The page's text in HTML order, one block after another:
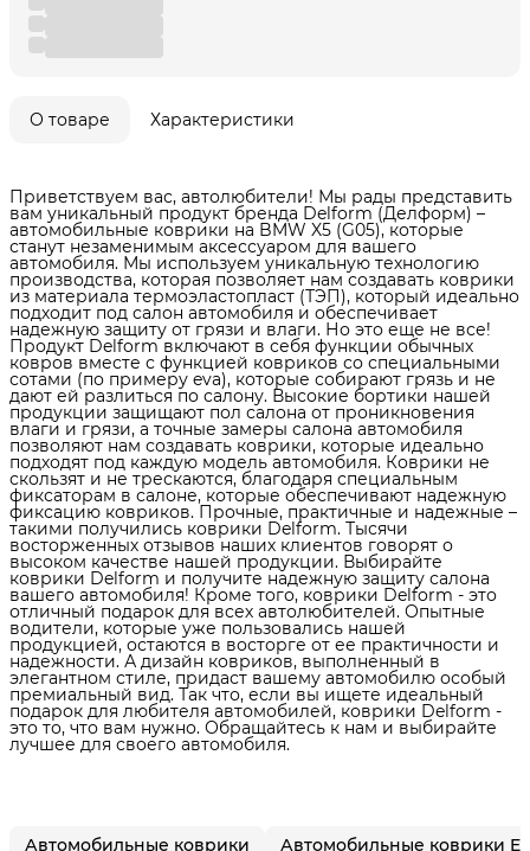
О товаре Характеристики
Приветствуем вас, автолюбители! Мы рады представить
вам уникальный продукт бренда Delform (Делформ) –
автомобильные коврики на BMW X5 (G05), которые
станут незаменимым аксессуаром для вашего
автомобиля. Мы используем уникальную технологию
производства, которая позволяет нам создавать коврики
из материала термоэластопласт (ТЭП), который идеально
подходит под салон автомобиля и обеспечивает
надежную защиту от грязи и влаги. Но это еще не все!
Продукт Delform включают в себя функции обычных
ковров вместе с функцией ковриков со специальными
сотами (по примеру eva), которые собирают грязь и не
дают ей разлиться по салону. Высокие бортики нашей
продукции защищают пол салона от проникновения
влаги и грязи, а точные замеры салона автомобиля
позволяют нам создавать коврики, которые идеально
подходят под каждую модель автомобиля. Коврики не
скользят и не трескаются, благодаря специальным
фиксаторам в салоне, которые обеспечивают надежную
фиксацию ковриков. Прочные, практичные и надежные –
такими получились коврики Delform. Тысячи
восторженных отзывов наших клиентов говорят о
высоком качестве нашей продукции. Выбирайте
коврики Delform и получите надежную защиту салона
вашего автомобиля! Кроме того, коврики Delform - это
отличный подарок для всех автолюбителей. Опытные
водители, которые уже пользовались нашей
продукцией, остаются в восторге от ее практичности и
надежности. А дизайн ковриков, выполненный в
элегантном стиле, придаст вашему автомобилю особый
премиальный вид. Так что, если вы ищете идеальный
подарок для любителя автомобилей, коврики Delform -
это то, что вам нужно. Обращайтесь к нам и выбирайте
лучшее для своего автомобиля.
Автомобильные коврики Автомобильные коврики